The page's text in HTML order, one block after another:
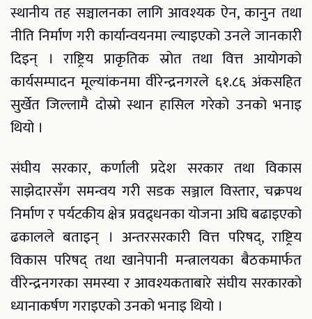
स्थानीय तह सञ्चालनका लागि आवश्यक ऐन, कानुन तथा
नीति निर्माण गरी कार्यान्वयनमा ल्याइएको उनले जानकारी
दिइन् । राष्ट्रिय प्राकृतिक स्रोत तथा वित्त आयोगको
कार्यसम्पादन मूल्यांकनमा वीरेन्द्रनगरले ६१.८६ अंकसहित
सुर्खेत जिल्लामै दोस्रो स्थान हासिल गरेको उनको भनाइ
थियो ।
संघीय सरकार, कर्णाली प्रदेश सरकार तथा विकास
साझेदारसँग समन्वय गरी सडक सञ्जाल विस्तार, चक्रपथ
निर्माण र पर्यटकीय क्षेत्र प्रवद्र्धनका योजना अघि बढाइएको
ढकालले बताइन् । अन्तरसरकारी वित्त परिषद्, राष्ट्रिय
विकास परिषद् तथा खानेपानी मन्त्रालयका बैठकमार्फत
वीरेन्द्रनगरका समस्या र आवश्यकताबारे संघीय सरकारको
ध्यानाकर्षण गराइएको उनको भनाइ थियो ।